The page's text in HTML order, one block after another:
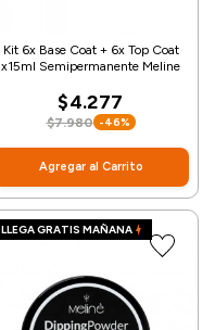
Kit 6x Base Coat + 6x Top Coat
x15ml Semipermanente Meline
$4.277
$7.980 -46%
Agregar al Carrito
LLEGA GRATIS MAÑANA